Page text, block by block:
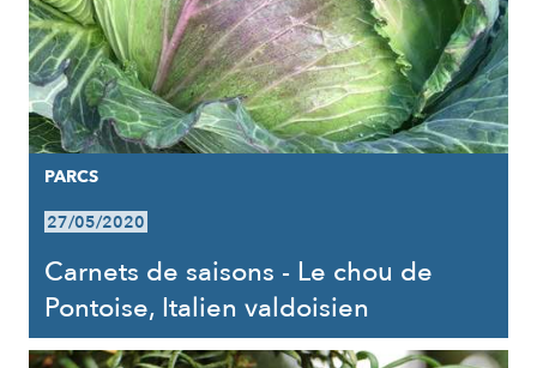
PARCS
27/05/2020
Carnets de saisons - Le chou de
Pontoise, Italien valdoisien